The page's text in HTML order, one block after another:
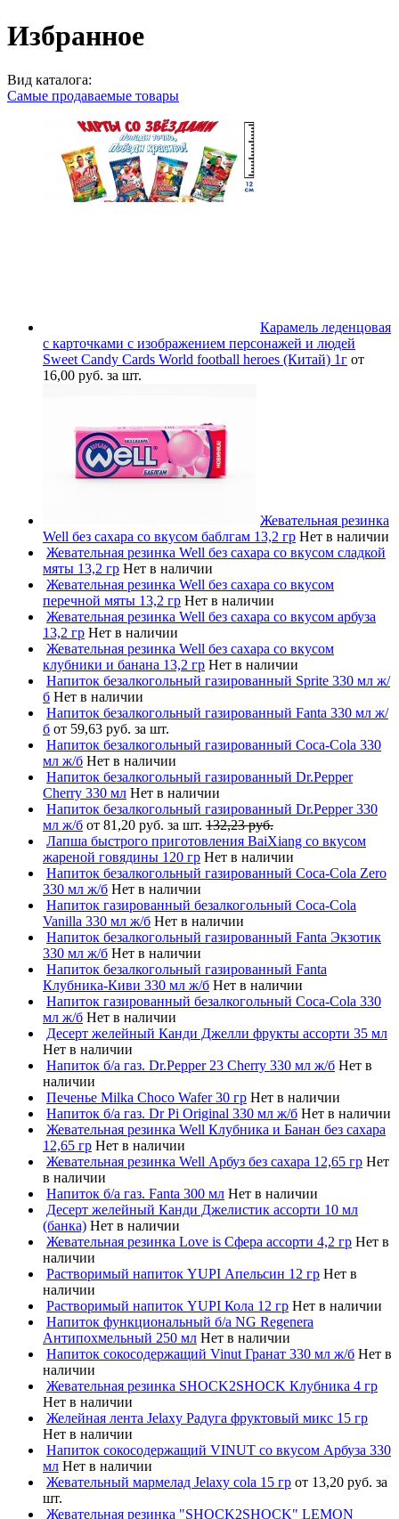
Избранное
Вид каталога:
Самые продаваемые товары
Карамель леденцовая
с карточками с изображением персонажей и людей
Sweet Candy Cards World football heroes (Китай) 1г от
16,00 руб. за шт.
Жевательная резинка
Well без сахара со вкусом баблгам 13,2 гр Нет в наличии
Жевательная резинка Well без сахара со вкусом сладкой
мяты 13,2 гр Нет в наличии
Жевательная резинка Well без сахара со вкусом
перечной мяты 13,2 гр Нет в наличии
Жевательная резинка Well без сахара со вкусом арбуза
13,2 гр Нет в наличии
Жевательная резинка Well без сахара со вкусом
клубники и банана 13,2 гр Нет в наличии
Напиток безалкогольный газированный Sprite 330 мл ж/
б Нет в наличии
Напиток безалкогольный газированный Fanta 330 мл ж/
б от 59,63 руб. за шт.
Напиток безалкогольный газированный Coca-Cola 330
мл ж/б Нет в наличии
Напиток безалкогольный газированный Dr.Pepper
Cherry 330 мл Нет в наличии
Напиток безалкогольный газированный Dr.Pepper 330
мл ж/б от 81,20 руб. за шт. 132,23 руб.
Лапша быстрого приготовления BaiXiang со вкусом
жареной говядины 120 гр Нет в наличии
Напиток безалкогольный газированный Coca-Cola Zero
330 мл ж/б Нет в наличии
Напиток газированный безалкогольный Coca-Cola
Vanilla 330 мл ж/б Нет в наличии
Напиток безалкогольный газированный Fanta Экзотик
330 мл ж/б Нет в наличии
Напиток безалкогольный газированный Fanta
Клубника-Киви 330 мл ж/б Нет в наличии
Напиток газированный безалкогольный Coca-Cola 330
мл ж/б Нет в наличии
Десерт желейный Канди Джелли фрукты ассорти 35 мл
Нет в наличии
Напиток б/а газ. Dr.Pepper 23 Cherry 330 мл ж/б Нет в
наличии
Печенье Milka Choco Wafer 30 гр Нет в наличии
Напиток б/а газ. Dr Pi Original 330 мл ж/б Нет в наличии
Жевательная резинка Well Клубника и Банан без сахара
12,65 гр Нет в наличии
Жевательная резинка Well Арбуз без сахара 12,65 гр Нет
в наличии
Напиток б/а газ. Fanta 300 мл Нет в наличии
Десерт желейный Канди Джелистик ассорти 10 мл
(банка) Нет в наличии
Жевательная резинка Love is Сфера ассорти 4,2 гр Нет в
наличии
Растворимый напиток YUPI Апельсин 12 гр Нет в
наличии
Растворимый напиток YUPI Кола 12 гр Нет в наличии
Напиток функциональный б/а NG Regenera
Антипохмельный 250 мл Нет в наличии
Напиток сокосодержащий Vinut Гранат 330 мл ж/б Нет в
наличии
Жевательная резинка SHOCK2SHOCK Клубника 4 гр
Нет в наличии
Желейная лента Jelaxy Радуга фруктовый микс 15 гр
Нет в наличии
Напиток сокосодержащий VINUT со вкусом Арбуза 330
мл Нет в наличии
Жевательный мармелад Jelaxy cola 15 гр от 13,20 руб. за
шт.
Жевательная резинка "SHOCK2SHOCK" LEMON